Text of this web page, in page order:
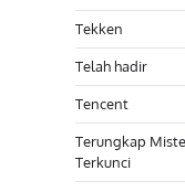
Tekken
Telah hadir
Tencent
Terungkap
Terkunci